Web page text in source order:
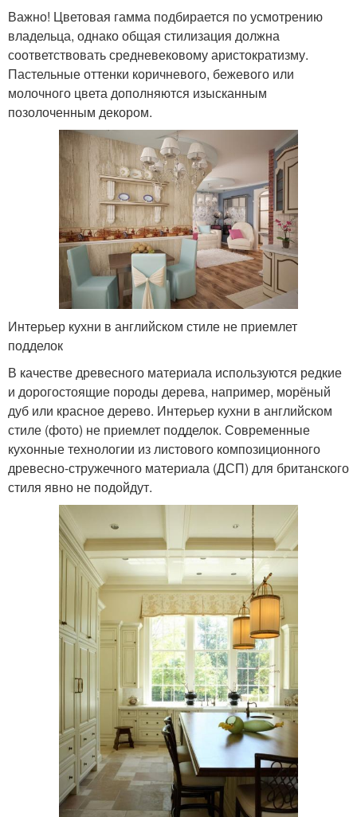
Важно! Цветовая гамма подбирается по усмотрению
владельца, однако общая стилизация должна
соответствовать средневековому аристократизму.
Пастельные оттенки коричневого, бежевого или
молочного цвета дополняются изысканным
позолоченным декором.
Интерьер кухни в английском стиле не приемлет
подделок
В качестве древесного материала используются редкие
и дорогостоящие породы дерева, например, морёный
дуб или красное дерево. Интерьер кухни в английском
стиле (фото) не приемлет подделок. Современные
кухонные технологии из листового композиционного
древесно-стружечного материала (ДСП) для британского
стиля явно не подойдут.